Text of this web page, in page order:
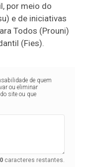
por meio do
e de iniciativas
Todos (Prouni)
(Fies).
de quem
ou eliminar
site ou que
caracteres restantes.